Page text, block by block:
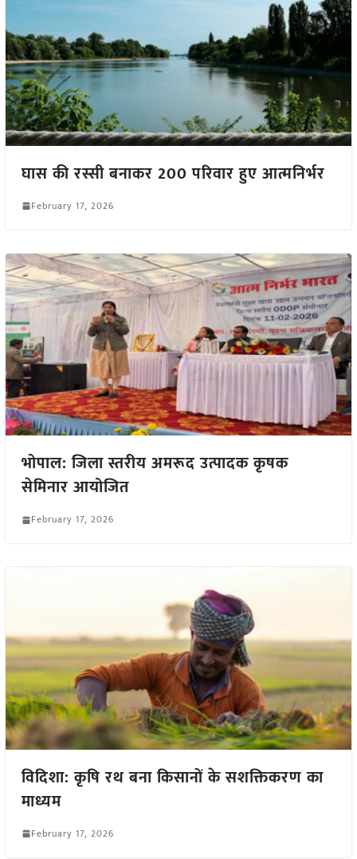
घास की रस्सी बनाकर 200 परिवार हुए आत्मनिर्भर
February 17, 2026
भोपाल: जिला स्तरीय अमरूद उत्पादक कृषक
सेमिनार आयोजित
February 17, 2026
विदिशा: कृषि रथ बना किसानों के सशक्तिकरण का
माध्यम
February 17, 2026